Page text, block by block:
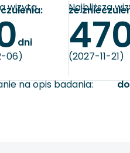
wizyta
dni
06)
Najbliższa
ze
(2027-11-21)
na opis badania: